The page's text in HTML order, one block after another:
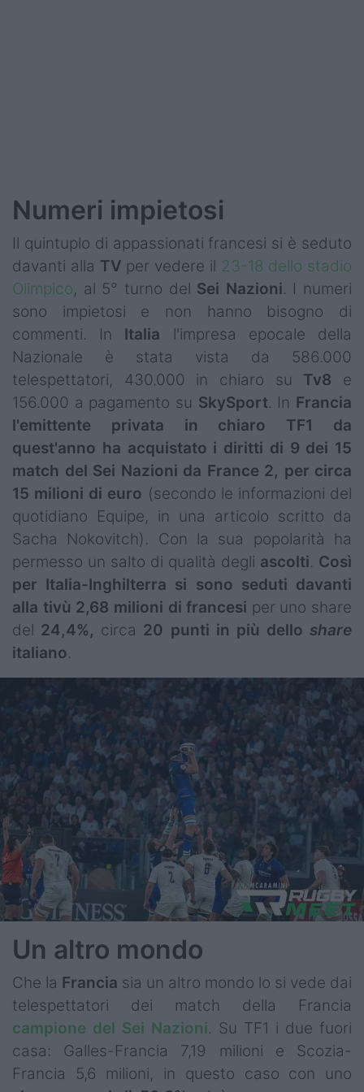
Numeri impietosi
Il quintuplo di appassionati francesi si è seduto
davanti alla TV per vedere il 23-18 dello stadio
Olimpico, al 5° turno del Sei Nazioni. I numeri
sono impietosi e non hanno bisogno di
commenti. In Italia l'impresa epocale della
Nazionale è stata vista da 586.000
telespettatori, 430.000 in chiaro su Tv8 e
156.000 a pagamento su SkySport. In Francia
l'emittente privata in chiaro TF1 da
quest'anno ha acquistato i diritti di 9 dei 15
match del Sei Nazioni da France 2, per circa
15 milioni di euro (secondo le informazioni del
quotidiano Equipe, in una articolo scritto da
Sacha Nokovitch). Con la sua popolarità ha
permesso un salto di qualità degli ascolti. Così
per Italia-Inghilterra si sono seduti davanti
alla tivù 2,68 milioni di francesi per uno share
del 24,4%, circa 20 punti in più dello share
italiano.
Un altro mondo
Che la Francia sia un altro mondo lo si vede dai
telespettatori dei match della Francia
campione del Sei Nazioni. Su TF1 i due fuori
casa: Galles-Francia 7,19 milioni e Scozia-
Francia 5,6 milioni, in questo caso con uno